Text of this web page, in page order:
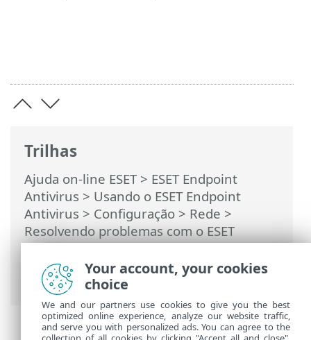
Trilhas
Ajuda on-line ESET> ESET Endpoint
Antivirus > Usando o ESET Endpoint
Antivirus > Configuração > Rede >
Resolvendo problemas com o ESET
Network Protection>Registrando e
criando regras ou exceções de log> Criar
regra de log
Your account, your cookies
choice
We and our partners use cookies to give you the best
optimized online experience, analyze our website traffic,
and serve you with personalized ads. You can agree to the